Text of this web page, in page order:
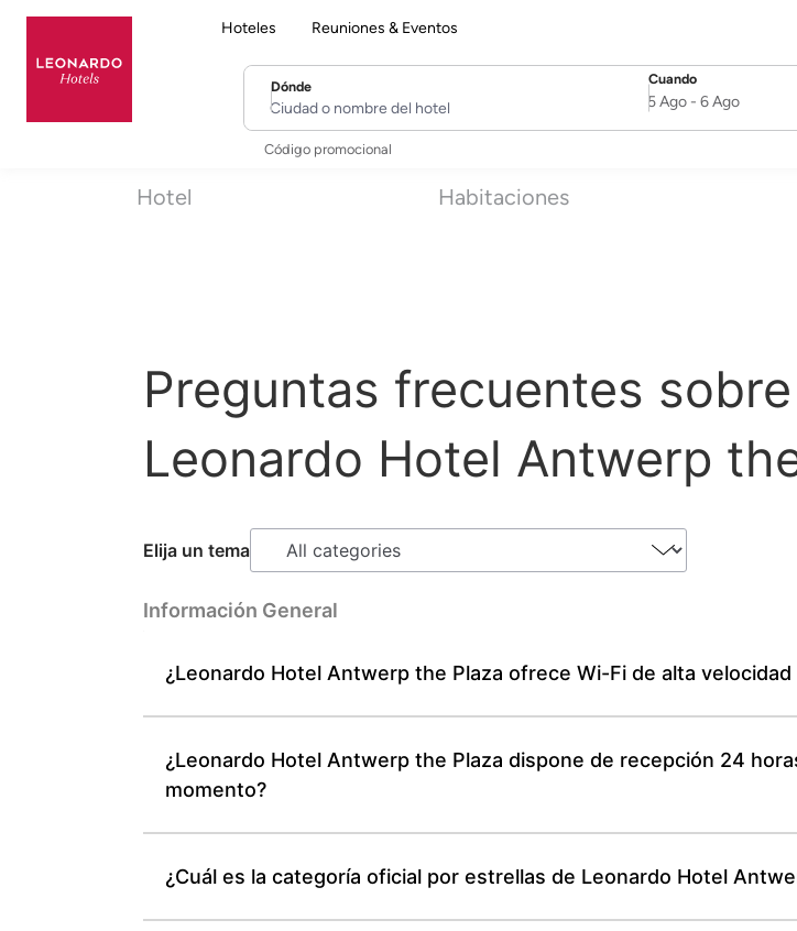
Hoteles Reuniones & Eventos
Dónde
Ciudad o nombre del hotel
Cuando
SelectDate
5 Ago- 6 Ago
Código promocional
Hotel Habitaciones
Preguntas frecuentes sobre
Leonardo Hotel Antwerp
Elija un tema
Información General
¿Leonardo Hotel Antwerp the Plaza ofrece Wi-Fi de alta
¿Leonardo Hotel Antwerp the Plaza dispone de recepción 24
momento?
¿Cuál es la categoría oficial por estrellas de Leonardo Hotel